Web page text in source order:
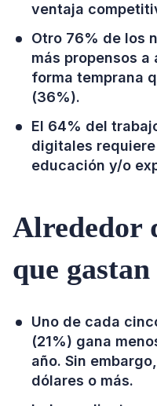
ventaja
Otro 76% de los
más propensos
forma temprana
(36%).
El 64% del
digitales
educación y/o
Alrededor
que
Uno de cada
(21%) gana
año. Sin
dólares o más.